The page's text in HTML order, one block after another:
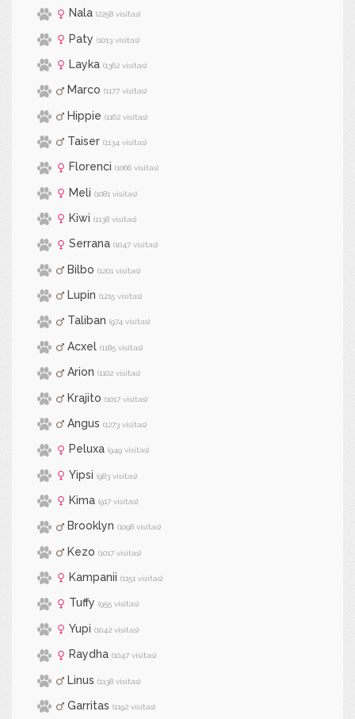
Nala (2258 visitas)
Paty (1013 visitas)
Layka (1362 visitas)
Marco (1177 visitas)
Hippie (1162 visitas)
Taiser (1134 visitas)
Florenci (1066 visitas)
Meli (1081 visitas)
Kiwi (1138 visitas)
Serrana (1047 visitas)
Bilbo (1201 visitas)
Lupin (1215 visitas)
Taliban (974 visitas)
Acxel (1185 visitas)
Arion (1102 visitas)
Krajito (1017 visitas)
Angus (1273 visitas)
Peluxa (949 visitas)
Yipsi (983 visitas)
Kima (917 visitas)
Brooklyn (1098 visitas)
Kezo (1017 visitas)
Kampanii (1151 visitas)
Tuffy (955 visitas)
Yupi (1042 visitas)
Raydha (1047 visitas)
Linus (1138 visitas)
Garritas (1192 visitas)